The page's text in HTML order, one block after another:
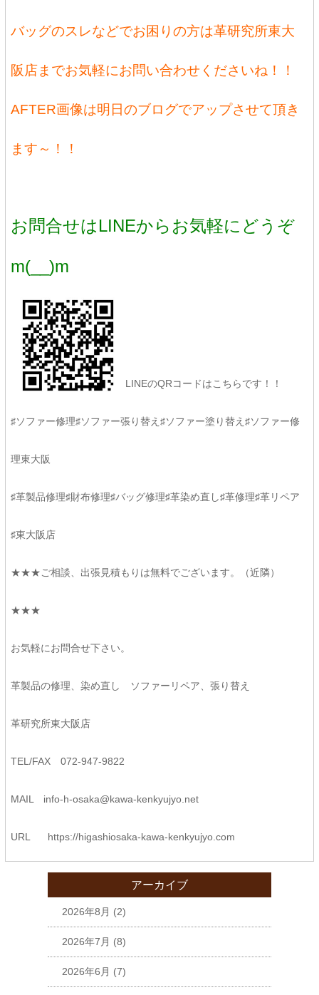
バッグのスレなどでお困りの方は革研究所東大
阪店までお気軽にお問い合わせくださいね！！
AFTER画像は明日のブログでアップさせて頂き
ます～！！
お問合せはLINEからお気軽にどうぞ
m(__)m
LINEのQRコードはこちらです！！
♯ソファー修理♯ソファー張り替え♯ソファー塗り替え♯ソファー修
理東大阪
♯革製品修理♯財布修理♯バッグ修理♯革染め直し♯革修理♯革リペア
♯東大阪店
★★★ご相談、出張見積もりは無料でございます。（近隣）
★★★
お気軽にお問合せ下さい。
革製品の修理、染め直し ソファーリペア、張り替え
革研究所東大阪店
TEL/FAX 072-947-9822
MAIL info-h-osaka@kawa-kenkyujyo. net
URL https://higashiosaka-kawa-kenkyujyo.com
アーカイブ
2026年8月 (2)
2026年7月 (8)
2026年6月 (7)